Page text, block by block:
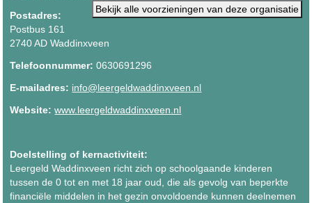
Bekijk alle voorzieningen van deze organisatie
Postadres:
Postbus 161
2740 AD Waddinxveen
Telefoonnummer: 0630691296
E-mailadres: info@leergeldwaddinxveen.nl
Website: www.leergeldwaddinxveen.nl
Doelstelling of kernactiviteit:
Leergeld Waddinxveen richt zich op schoolgaande kinderen
tussen de 0 tot en met 18 jaar oud, die als gevolg van beperkte
financiële middelen in het gezin onvoldoende kunnen deelnemen